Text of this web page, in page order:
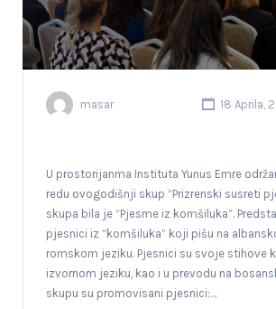
masar 18 Aprila,
U prostorijanma Instituta Yunus Emre
redu ovogodišnji skup “Prizrenski susreti
skupa bila je “Pjesme iz komšiluka”.
pjesnici iz “komšiluka” koji pišu na
romskom jeziku. Pjesnici su svoje stihove
izvornom jeziku, kao i u prevodu na
skupu su promovisani pjesnici:…